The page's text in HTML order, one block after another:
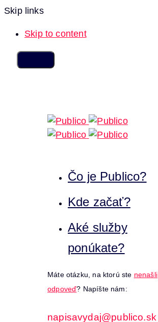
Skip links
Skip to content
Čo je Publico?
Kde začať?
Aké služby
ponúkate?
Máte otázku, na ktorú ste nenašli
odpoveď? Napíšte nám:
napisavydaj@publico.sk